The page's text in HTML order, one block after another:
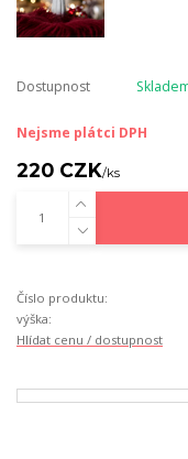
Dostupnost
Nejsme plátci DPH
220 CZK/ks
Číslo produktu:
výška:
Hlídat cenu / dostupnost